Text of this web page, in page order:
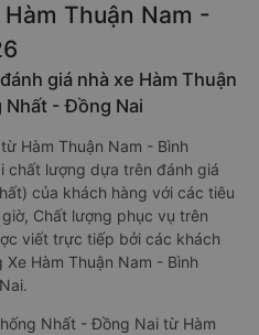
Thuận Nam -
giá nhà xe Hàm Thuận
Nhất - Đồng Nai
Hàm Thuận Nam - Bình
chất lượng dựa trên đánh giá
của khách hàng với các tiêu
Chất lượng phục vụ trên
viết trực tiếp bởi các khách
Hàm Thuận Nam - Bình
Nhất - Đồng Nai từ Hàm